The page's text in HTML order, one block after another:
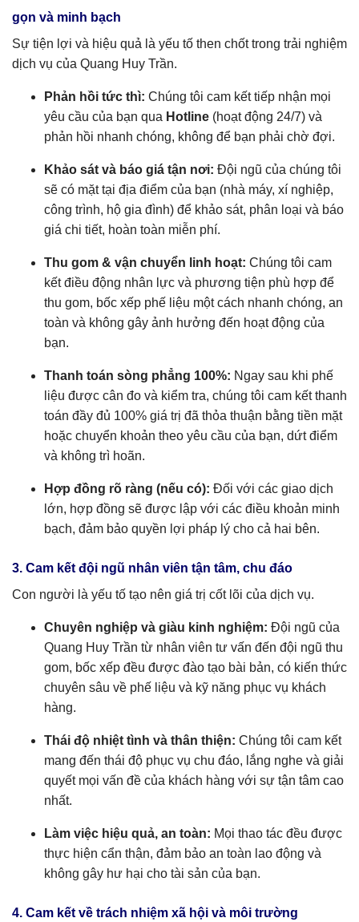
gọn và minh bạch
Sự tiện lợi và hiệu quả là yếu tố then chốt trong trải nghiệm
dịch vụ của Quang Huy Trần.
Phản hồi tức thì: Chúng tôi cam kết tiếp nhận mọi
yêu cầu của bạn qua Hotline (hoạt động 24/7) và
phản hồi nhanh chóng, không để bạn phải chờ đợi.
Khảo sát và báo giá tận nơi: Đội ngũ của chúng tôi
sẽ có mặt tại địa điểm của bạn (nhà máy, xí nghiệp,
công trình, hộ gia đình) để khảo sát, phân loại và báo
giá chi tiết, hoàn toàn miễn phí.
Thu gom & vận chuyển linh hoạt: Chúng tôi cam
kết điều động nhân lực và phương tiện phù hợp để
thu gom, bốc xếp phế liệu một cách nhanh chóng, an
toàn và không gây ảnh hưởng đến hoạt động của
bạn.
Thanh toán sòng phẳng 100%: Ngay sau khi phế
liệu được cân đo và kiểm tra, chúng tôi cam kết thanh
toán đầy đủ 100% giá trị đã thỏa thuận bằng tiền mặt
hoặc chuyển khoản theo yêu cầu của bạn, dứt điểm
và không trì hoãn.
Hợp đồng rõ ràng (nếu có): Đối với các giao dịch
lớn, hợp đồng sẽ được lập với các điều khoản minh
bạch, đảm bảo quyền lợi pháp lý cho cả hai bên.
3. Cam kết đội ngũ nhân viên tận tâm, chu đáo
Con người là yếu tố tạo nên giá trị cốt lõi của dịch vụ.
Chuyên nghiệp và giàu kinh nghiệm: Đội ngũ của
Quang Huy Trần từ nhân viên tư vấn đến đội ngũ thu
gom, bốc xếp đều được đào tạo bài bản, có kiến thức
chuyên sâu về phế liệu và kỹ năng phục vụ khách
hàng.
Thái độ nhiệt tình và thân thiện: Chúng tôi cam kết
mang đến thái độ phục vụ chu đáo, lắng nghe và giải
quyết mọi vấn đề của khách hàng với sự tận tâm cao
nhất.
Làm việc hiệu quả, an toàn: Mọi thao tác đều được
thực hiện cẩn thận, đảm bảo an toàn lao động và
không gây hư hại cho tài sản của bạn.
4. Cam kết về trách nhiệm xã hội và môi trường